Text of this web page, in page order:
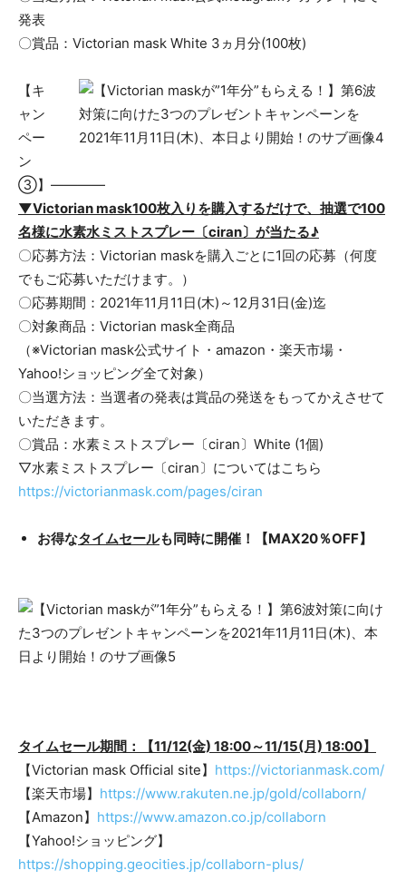
発表
〇賞品：Victorian mask White 3ヵ月分(100枚)
【キ
ャン
ペー
ン
③】————
▼Victorian mask100枚入りを購入するだけで、抽選で100
名様に水素水ミストスプレー〔ciran〕が当たる♪
〇応募方法：Victorian maskを購入ごとに1回の応募（何度
でもご応募いただけます。）
〇応募期間：2021年11月11日(木)～12月31日(金)迄
〇対象商品：Victorian mask全商品
（※Victorian mask公式サイト・amazon・楽天市場・
Yahoo!ショッピング全て対象）
〇当選方法：当選者の発表は賞品の発送をもってかえさせて
いただきます。
〇賞品：水素ミストスプレー〔ciran〕White (1個)
▽水素ミストスプレー〔ciran〕についてはこちら
https://victorianmask.com/pages/ciran
お得なタイムセールも同時に開催！【MAX20％OFF】
タイムセール期間：【11/12(金) 18:00～11/15(月) 18:00】
【Victorian mask Official site】 https://victorianmask.com/
【楽天市場】 https://www.rakuten.ne.jp/gold/collaborn/
【Amazon】 https://www.amazon.co.jp/collaborn
【Yahoo!ショッピング】
https://shopping.geocities.jp/collaborn-plus/